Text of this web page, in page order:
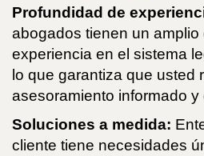
Profundidad de
abogados tienen un
experiencia en el sistema
lo que garantiza que usted
asesoramiento informado y
Soluciones a medida:
cliente tiene necesidades